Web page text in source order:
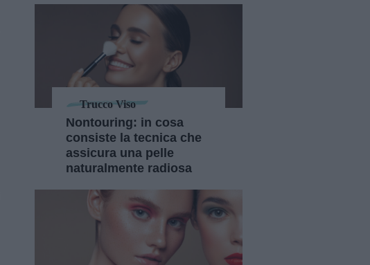
Trucco Viso
Nontouring: in cosa
consiste la tecnica che
assicura una pelle
naturalmente radiosa